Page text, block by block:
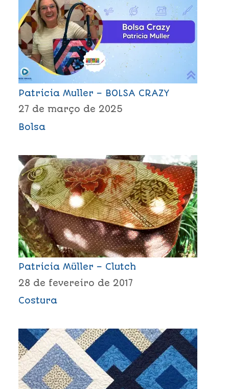
Patricia Muller – BOLSA CRAZY
27 de março de 2025
Bolsa
Patricia Müller – Clutch
28 de fevereiro de 2017
Costura